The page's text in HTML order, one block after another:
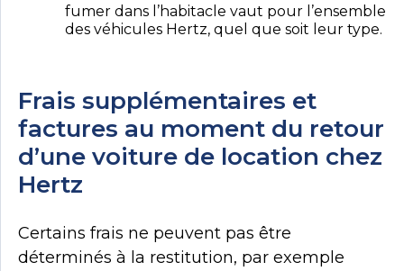
fumer dans l’habitacle vaut pour l’ensemble
des véhicules Hertz, quel que soit leur type.
Frais supplémentaires et
factures au moment du retour
d’une voiture de location chez
Hertz
Certains frais ne peuvent pas être
déterminés à la restitution, par exemple